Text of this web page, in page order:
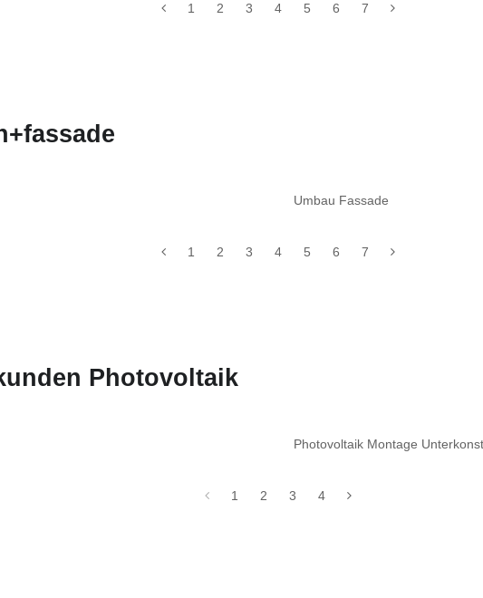
1 2 3 4 5 6 7
Umbau Fassade
1 2 3 4 5 6 7
Photovoltaik
Photovoltaik Montage
1 2 3 4